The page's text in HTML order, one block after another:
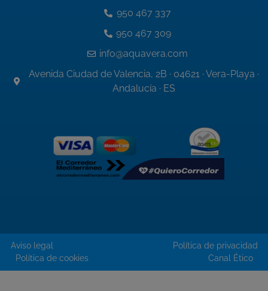
950 467 337
950 467 309
info@aquavera.com
Avenida Ciudad de Valencia, 2B · 04621 · Vera-Playa ·
Andalucía · ES
Aviso legal
Política de privacidad
Política de cookies
Canal Ético